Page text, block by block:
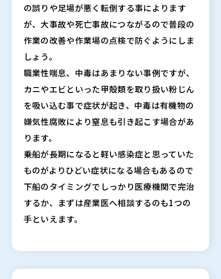
の誤りや足場が悪く転倒する事によります
が、大事故や死亡事故につながるので普段の
作業の改善や作業場の点検で防ぐようにしま
しょう。
職業性喘息、中毒はあまりない事例ですが、
カニやエビといった甲殻類を取り扱い粉じん
を吸い込む事で症状が起き、中毒は有機物の
嫌気性腐敗により窒息も引き起こす場合があ
ります。
乗船が長期になると軽い感染症と思っていた
ものがよりひどい症状になる場合もあるので
下船のタイミングでしっかり医療機関で完治
するか、まずは産業医へ相談するのも1つの
手といえます。